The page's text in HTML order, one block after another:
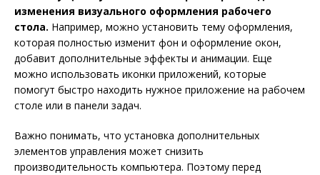
изменения визуального оформления рабочего
стола. Например, можно установить тему оформления,
которая полностью изменит фон и оформление окон,
добавит дополнительные эффекты и анимации. Еще
можно использовать иконки приложений, которые
помогут быстро находить нужное приложение на рабочем
столе или в панели задач.
Важно понимать, что установка дополнительных
элементов управления может снизить
производительность компьютера. Поэтому перед